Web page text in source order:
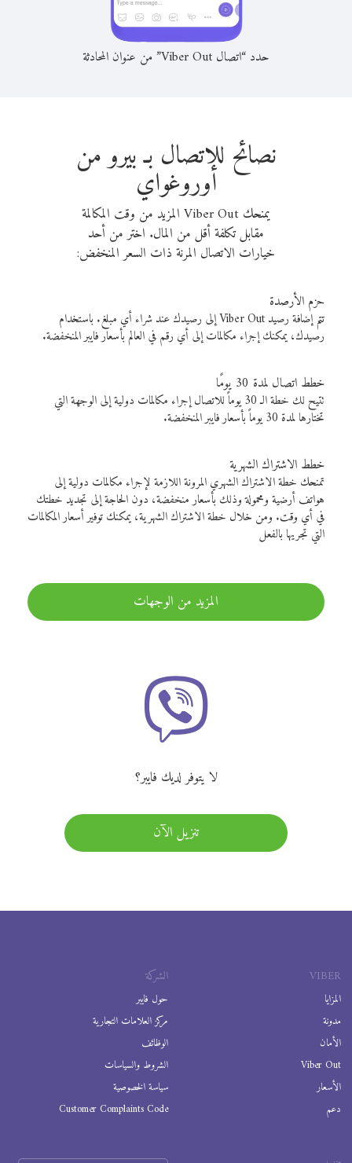
حدد “اتصال Viber Out” من عنوان المحادثة
نصائح للاتصال بـ بيرو من
أوروغواي
يمنحك Viber Out المزيد من وقت المكالمة
مقابل تكلفة أقل من المال. اختر من أحد
خيارات الاتصال المرنة ذات السعر المنخفض:
حزم الأرصدة
تتم إضافة رصيد Viber Out إلى رصيدك عند شراء أي مبلغ. باستخدام
رصيدك، يمكنك إجراء مكالمات إلى أي رقم في العالم بأسعار فايبر المنخفضة.
خطط اتصال لمدة 30 يومًا
تتيح لك خطة الـ 30 يوماً للاتصال إجراء مكالمات دولية إلى الوجهة التي
تختارها لمدة 30 يوماً بأسعار فايبر المنخفضة.
خطط الاشتراك الشهرية
تمنحك خطة الاشتراك الشهري المرونة اللازمة لإجراء مكالمات دولية إلى
هواتف أرضية ومحمولة وذلك بأسعار منخفضة، دون الحاجة إلى تجديد خطتك
في أي وقت. ومن خلال خطة الاشتراك الشهرية، يمكنك توفير أسعار المكالمات
التي تجريها بالفعل
المزيد من الوجهات
لا يتوفر لديك فايبر؟
تنزيل الآن
VIBER
المزايا
مدونة
الأمان
Viber Out
الأسعار
دعم
الشركة
حول فايبر
مركز العلامات التجارية
الوظائف
الشروط والسياسات
سياسة الخصوصية
Customer Complaints Code